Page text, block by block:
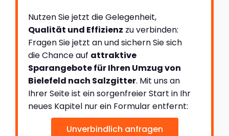
Nutzen Sie jetzt die Gelegenheit,
Qualität und Effizienz zu verbinden:
Fragen Sie jetzt an und sichern Sie sich
die Chance auf attraktive
Sparangebote für Ihren Umzug von
Bielefeld nach Salzgitter. Mit uns an
Ihrer Seite ist ein sorgenfreier Start in Ihr
neues Kapitel nur ein Formular entfernt:
Unverbindlich anfragen